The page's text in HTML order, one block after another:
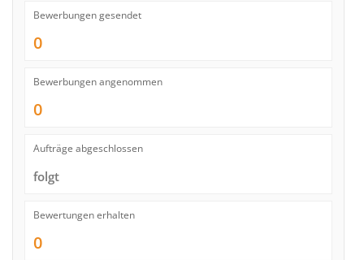
Bewerbungen gesendet
0
Bewerbungen angenommen
0
Aufträge abgeschlossen
folgt
Bewertungen erhalten
0